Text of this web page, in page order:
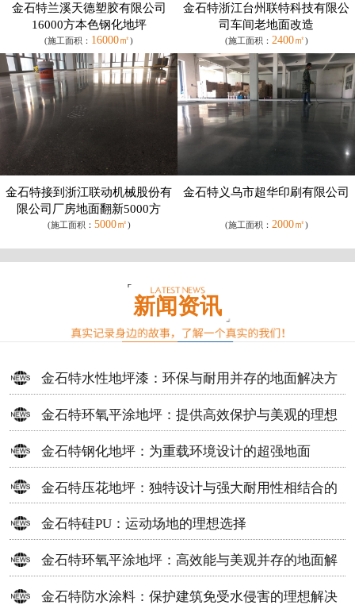
金石特兰溪天德塑胶有限公司
16000方本色钢化地坪
(施工面积： 16000㎡)
金石特浙江台州联特科技有限公
司车间老地面改造
(施工面积： 2400㎡)
金石特接到浙江联动机械股份有
限公司厂房地面翻新5000方
(施工面积： 5000㎡)
金石特义乌市超华印刷有限公司
(施工面积： 2000㎡)
新闻资讯
金石特水性地坪漆：环保与耐用并存的地面解决方
案
金石特环氧平涂地坪：提供高效保护与美观的理想
选择
金石特钢化地坪：为重载环境设计的超强地面
金石特压花地坪：独特设计与强大耐用性相结合的
地面材料
金石特硅PU：运动场地的理想选择
金石特环氧平涂地坪：高效能与美观并存的地面解
决方案
金石特防水涂料：保护建筑免受水侵害的理想解决